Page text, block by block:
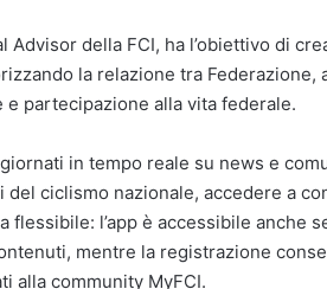
Advisor della FCI, ha l’obiettivo di
la relazione tra Federazione,
partecipazione alla vita federale.
in tempo reale su news e
ciclismo nazionale, accedere a
l’app è accessibile anche
mentre la registrazione
alla community MyFCI.